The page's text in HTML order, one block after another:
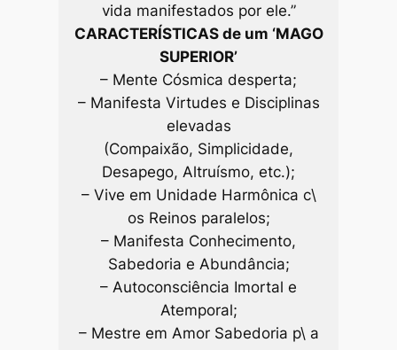
vida manifestados por ele.”
CARACTERÍSTICAS de um ‘MAGO
SUPERIOR’
– Mente Cósmica desperta;
– Manifesta Virtudes e Disciplinas
elevadas
(Compaixão, Simplicidade,
Desapego, Altruísmo, etc.);
– Vive em Unidade Harmônica c\
os Reinos paralelos;
– Manifesta Conhecimento,
Sabedoria e Abundância;
– Autoconsciência Imortal e
Atemporal;
– Mestre em Amor Sabedoria p\ a